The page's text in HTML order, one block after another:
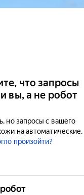
что запросы
вы, а не робот
но запросы с вашего
на автоматические.
произойти?
робот